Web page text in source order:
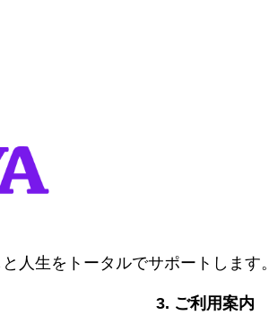
人生をトータルでサポートします。
3. ご利用案内